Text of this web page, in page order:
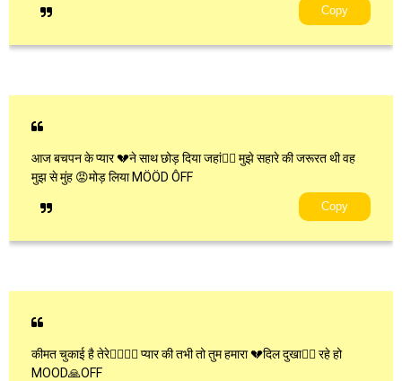
Copy
आज बचपन के प्यार 💔ने साथ छोड़ दिया जहां🧎‍♂ मुझे सहारे की जरूरत थी वह
मुझ से मुंह 😡मोड़ लिया MÖÖD ÔFF
Copy
कीमत चुकाई है तेरे👩‍❤‍💋‍👨 प्यार की तभी तो तुम हमारा 💔दिल दुखा🧎‍♂ रहे हो
MOOD🙏OFF